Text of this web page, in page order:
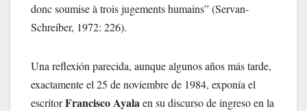
donc soumise à trois jugements humains” (Servan-
Schreiber, 1972: 226).
Una reflexión parecida, aunque algunos años más tarde,
exactamente el 25 de noviembre de 1984, exponía el
escritorFrancisco Ayalaen su discurso de ingreso en la